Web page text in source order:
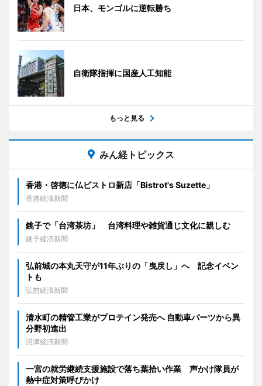
日本、モンゴルに逆転勝ち
自衛隊指揮に国産人工知能
もっと見る
みん経トピックス
香港・啓徳に仏ビストロ新店「Bistrot's Suzette」
香港経済新聞
銚子で「台湾茶坊」 台湾料理や雑貨通じ文化に親しむ
銚子経済新聞
弘前城の本丸天守が11年ぶりの「曳戻し」へ 記念イベン
トも
弘前経済新聞
清水町の精管工業がプロテイン発売へ 自動車パーツから異
分野初進出
沼津経済新聞
一宮の就労継続支援施設で落ち葉拾い作業 声かけ隊員が
熱中症対策呼びかけ